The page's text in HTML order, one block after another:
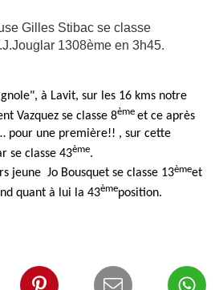
Gilles Stibac se classe
1308ème en 3h45.
à Lavit, sur les 16 kms notre
Vazquez se classe 8ème et ce après
pour une première!! , sur cette
se classe 43ème.
jeune Jo Bousquet se classe 13èmeet
quant à lui la 43èmeposition.